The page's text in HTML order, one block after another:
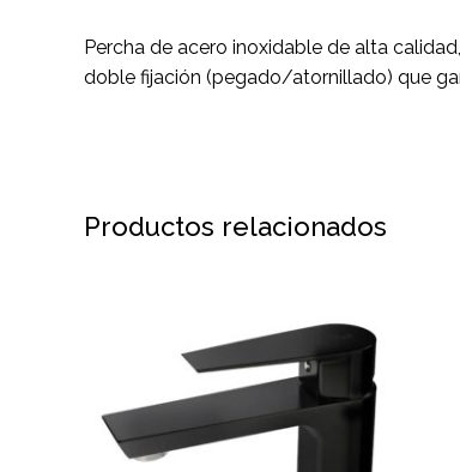
Percha de acero inoxidable de alta
doble fijación (pegado/atornillado) que
Productos relacionados